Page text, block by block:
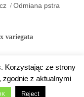
Odmiana pstra
variegata
created by
Korzystając ze strony
z aktualnymi
Reject